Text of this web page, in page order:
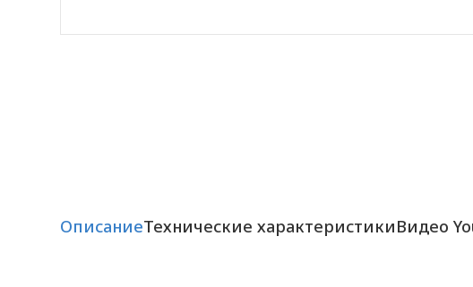
ОписаниеТехнические характеристикиВидео